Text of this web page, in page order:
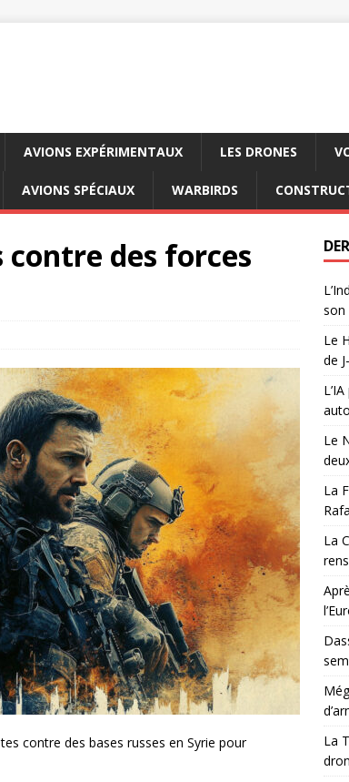
AVIONS EXPÉRIMENTAUX LES DRONES
AVIONS SPÉCIAUX WARBIRDS
des forces
contre des bases russes en Syrie pour
son
Le
de
Le
La
La
La